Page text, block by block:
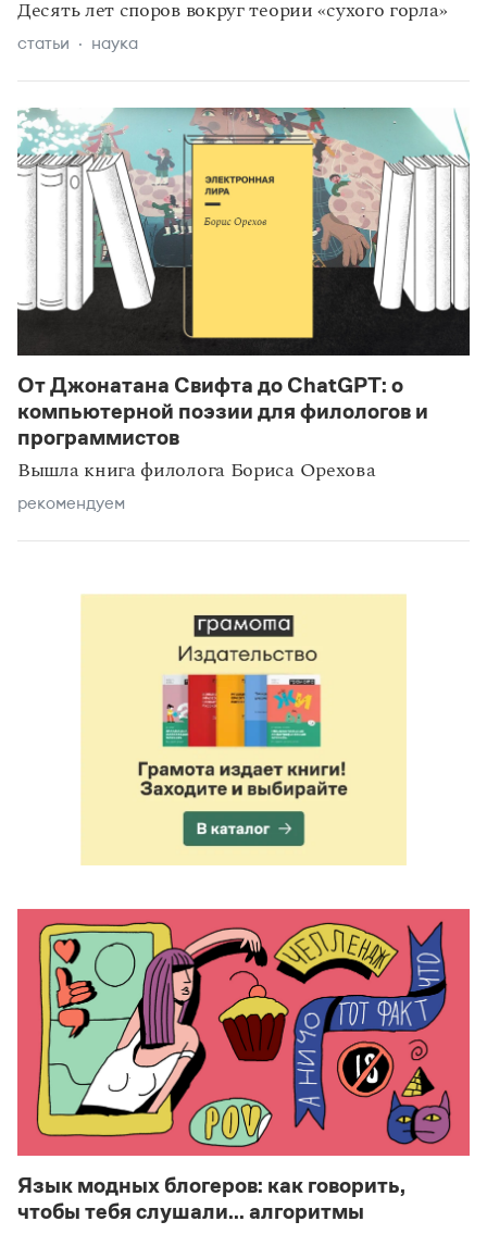
Десять лет споров вокруг теории «сухого горла»
статьи наука
От Джонатана Свифта до ChatGPT: о
компьютерной поэзии для филологов и
программистов
Вышла книга филолога Бориса Орехова
рекомендуем
Язык модных блогеров: как говорить,
чтобы тебя слушали... алгоритмы